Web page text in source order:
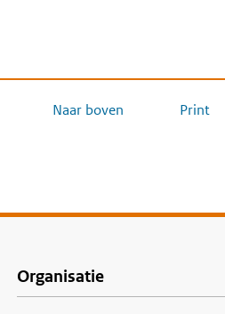
Naar boven Print
Organisatie